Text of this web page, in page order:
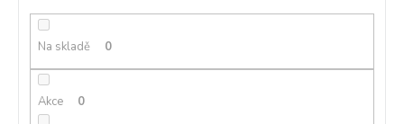
Na skladě 0
Akce 0